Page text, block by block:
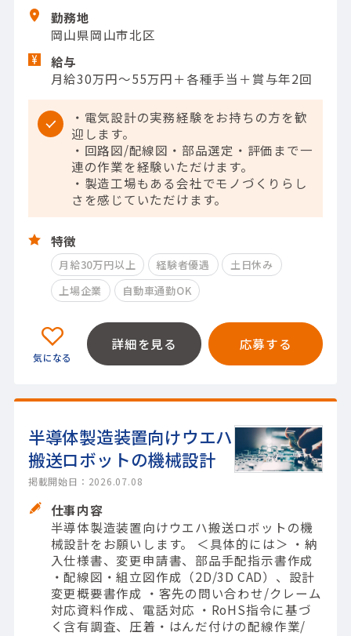
勤務地
岡山県岡山市北区
給与
月給30万円～55万円＋各種手当＋賞与年2回
・電気設計の実務経験をお持ちの方を歓
迎します。
・回路図/配線図・部品選定・評価まで一
連の作業を経験いただけます。
・製造工場もある会社でモノづくりらし
さを感じていただけます。
特徴
月給30万円以上 経験者優遇
土日休み
上場企業
自動車通勤OK
詳細を見る 応募する
半導体製造装置向けウエハ
搬送ロボットの機械設計
掲載開始日：2026.07.08
仕事内容
半導体製造装置向けウエハ搬送ロボットの機
械設計をお願いします。 ＜具体的には＞ ・納
入仕様書、変更申請書、部品手配指示書作成
・配線図・組立図作成（2D/3D CAD）、設計
変更概要書作成 ・客先の問い合わせ/クレーム
対応資料作成、電話対応 ・RoHS指令に基づ
く含有調査、圧着・はんだ付けの配線作業/